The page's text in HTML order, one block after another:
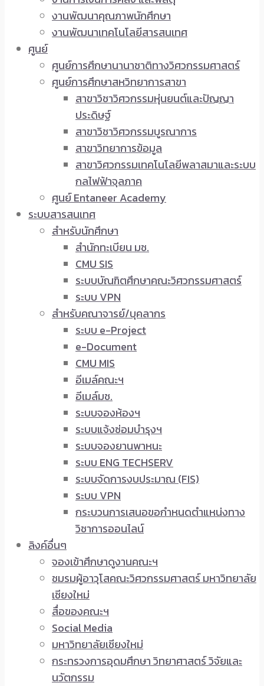
งานพัฒนาคุณภาพนักศึกษา
งานพัฒนาเทคโนโลยีสารสนเทศ
ศูนย์
ศูนย์การศึกษานานาชาติทางวิศวกรรมศาสตร์
ศูนย์การศึกษาสหวิทยาการสาขา
สาขาวิชาวิศวกรรมหุ่นยนต์และปัญญา
ประดิษฐ์
สาขาวิชาวิศวกรรมบูรณาการ
สาขาวิทยาการข้อมูล
สาขาวิศวกรรมเทคโนโลยีพลาสมาและระบบ
กลไฟฟ้าจุลภาค
ศูนย์ Entaneer Academy
ระบบสารสนเทศ
สำหรับนักศึกษา
สำนักทะเบียน มช.
CMU SIS
ระบบบัณฑิตศึกษาคณะวิศวกรรมศาสตร์
ระบบ VPN
สำหรับคณาจารย์/บุคลากร
ระบบ e-Project
e-Document
CMU MIS
อีเมล์คณะฯ
อีเมล์มช.
ระบบจองห้องฯ
ระบบแจ้งซ่อมบำรุงฯ
ระบบจองยานพาหนะ
ระบบ ENG TECHSERV
ระบบจัดการงบประมาณ (FIS)
ระบบ VPN
กระบวนการเสนอขอกำหนดตำแหน่งทาง
วิชาการออนไลน์
ลิงค์อื่นๆ
จองเข้าศึกษาดูงานคณะฯ
ชมรมผู้อาวุโสคณะวิศวกรรมศาสตร์ มหาวิทยาลัย
เชียงใหม่
สื่อของคณะฯ
Social Media
มหาวิทยาลัยเชียงใหม่
กระทรวงการอุดมศึกษา วิทยาศาสตร์ วิจัยและ
นวัตกรรม